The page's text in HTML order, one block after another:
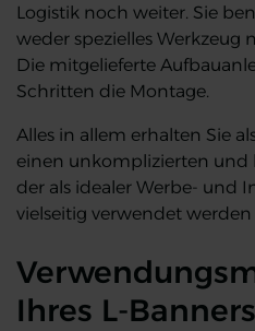
Logistik noch weiter. Sie
weder spezielles Werkzeug
Die mitgelieferte
Schritten die Montage.
Alles in allem erhalten Sie
einen unkomplizierten und
der als idealer Werbe- und
vielseitig verwendet werden
Ihres L-Banners